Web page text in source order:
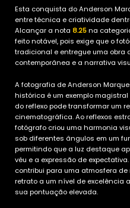
Esta conquista do Anderson
entre técnica e criatividade
Alcançar a nota 8.25na
feito notável, pois exige que o
tradicional e entregue uma obra
contemporânea e a narrativa
A fotografia de Anderson
histórica é um exemplo
do reflexo pode transformar um
cinematográfica. Ao reflexos
fotógrafo criou uma harmonia
sob diferentes ângulos em um
permitindo que a luz destaque
véu e a expressão de
contribui para uma atmosfera
retrato a um nível de excelência
sua pontuação elevada.